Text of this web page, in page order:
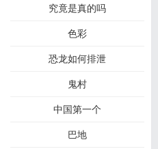
究竟是真的吗
色彩
恐龙如何排泄
鬼村
中国第一个
巴地